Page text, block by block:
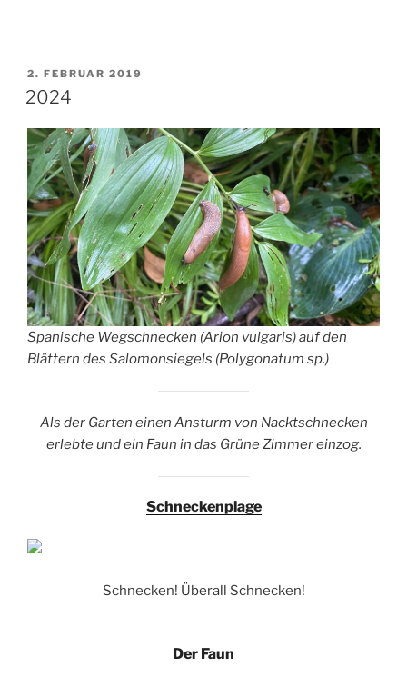
VERÖFFENTLICHT
AM
2. FEBRUAR 2019
2024
Spanische Wegschnecken (Arion vulgaris) auf den
Blättern des Salomonsiegels (Polygonatum sp.)
Als der Garten einen Ansturm von Nacktschnecken
erlebte und ein Faun in das Grüne Zimmer einzog.
Schneckenplage
Schnecken! Überall Schnecken!
Der Faun